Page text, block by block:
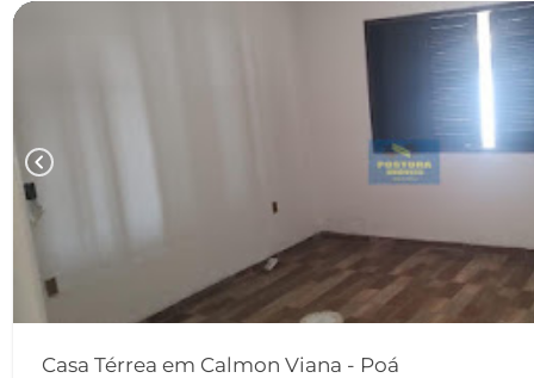
chevron_left
Casa Térrea em Calmon Viana - Poá